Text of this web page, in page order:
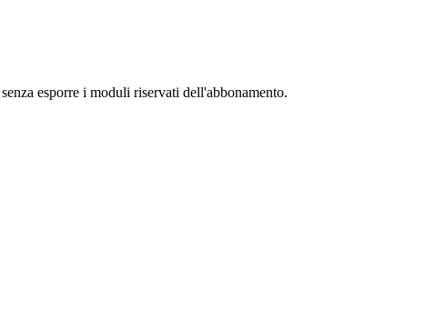
esporre i moduli riservati dell'abbonamento.